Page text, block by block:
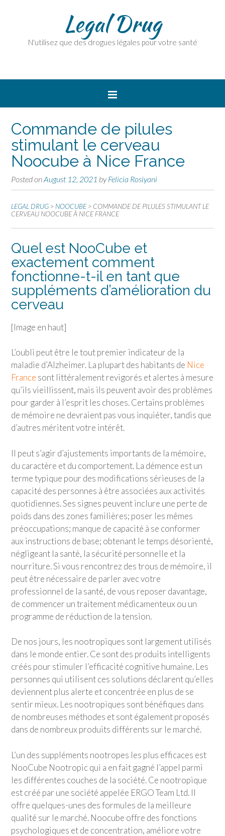
Legal Drug
N'utilisez que des drogues légales pour votre santé
Commande de pilules
stimulant le cerveau
Noocube à Nice France
Posted onAugust 12, 2021 byFelicia Rosiyani
LEGAL DRUG > NOOCUBE > COMMANDE DE PILULES STIMULANT LE
CERVEAU NOOCUBE À NICE FRANCE
Quel est NooCube et
exactement comment
fonctionne-t-il en tant que
suppléments d’amélioration du
cerveau
[Image en haut]
L’oubli peut être le tout premier indicateur de la
maladie d’Alzheimer. La plupart des habitants de Nice
France sont littéralement revigorés et alertes à mesure
qu’ils vieillissent, mais ils peuvent avoir des problèmes
pour garder à l’esprit les choses. Certains problèmes
de mémoire ne devraient pas vous inquiéter, tandis que
d’autres méritent votre intérêt.
Il peut s’agir d’ajustements importants de la mémoire,
du caractère et du comportement. La démence est un
terme typique pour des modifications sérieuses de la
capacité des personnes à être associées aux activités
quotidiennes. Ses signes peuvent inclure une perte de
poids dans des zones familières; poser les mêmes
préoccupations; manque de capacité à se conformer
aux instructions de base; obtenant le temps désorienté,
négligeant la santé, la sécurité personnelle et la
nourriture. Si vous rencontrez des trous de mémoire, il
peut être nécessaire de parler avec votre
professionnel de la santé, de vous reposer davantage,
de commencer un traitement médicamenteux ou un
programme de réduction de la tension.
De nos jours, les nootropiques sont largement utilisés
dans le monde entier. Ce sont des produits intelligents
créés pour stimuler l’efficacité cognitive humaine. Les
personnes qui utilisent ces solutions déclarent qu’elles
deviennent plus alerte et concentrée en plus de se
sentir mieux. Les nootropiques sont bénéfiques dans
de nombreuses méthodes et sont également proposés
dans de nombreux produits différents sur le marché.
L’un des suppléments nootropes les plus efficaces est
NooCube Nootropic qui a en fait gagné l’appel parmi
les différentes couches de la société. Ce nootropique
est créé par une société appelée ERGO Team Ltd. Il
offre quelques-unes des formules de la meilleure
qualité sur le marché. Noocube offre des fonctions
psychologiques et de concentration, améliore votre